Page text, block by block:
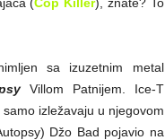
sa izuzetnim metal
Villom Patnijem. Ice-T
izležavaju u njegovom
Džo Bad pojavio na